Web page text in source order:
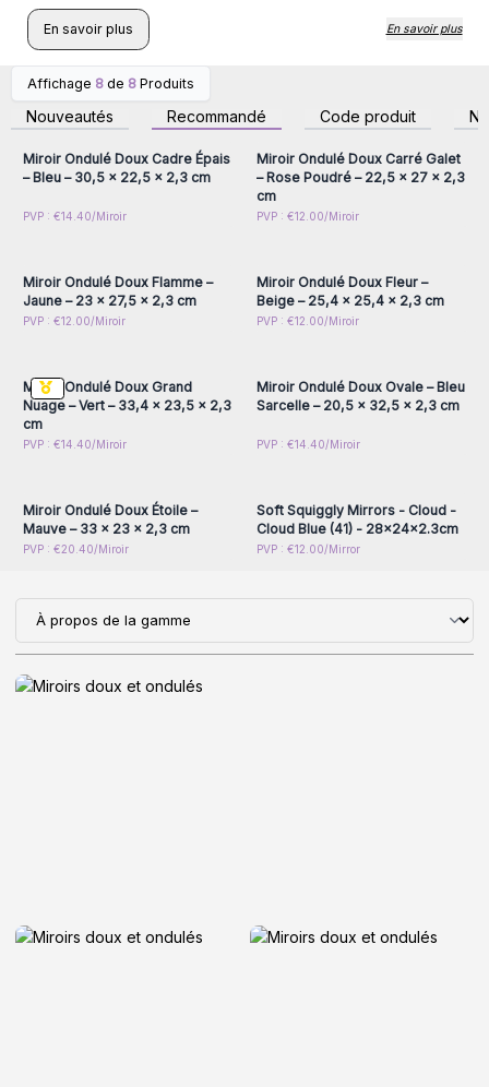
velours offre une finition douce et mate qui élimine
l'éblouissement causé par le cadre, tandis que le verre
haute définition garantit un reflet net et fidèle à la réalité.
En savoir plus En savoir plus
Affichage 8 de 8 Produits
Nouveautés Recommandé Code produit
Connectez-vous ou
inscrivez-vous pour
accéder aux prix de gros
Miroir Ondulé Doux Cadre Épais
– Bleu – 30,5 x 22,5 x 2,3 cm
PVP : €14.40/Miroir
inscrivez-vous pour
accéder aux prix de gros
Miroir Ondulé Doux Carré Galet
– Rose Poudré – 22,5 x 27 x 2,3
cm
PVP : €12.00/Miroir
Connectez-vous ou
Miroir Ondulé Doux Flamme –
Jaune – 23 x 27,5 x 2,3 cm
PVP : €12.00/Miroir
Connectez-vous ou
Miroir Ondulé Doux Fleur –
Beige – 25,4 x 25,4 x 2,3 cm
PVP : €12.00/Miroir
Connectez-vous ou
Miroir Ondulé Doux Grand
Nuage – Vert – 33,4 x 23,5 x 2,3
cm
PVP : €14.40/Miroir
Connectez-vous ou
Miroir Ondulé Doux Ovale – Bleu
Sarcelle – 20,5 x 32,5 x 2,3 cm
PVP : €14.40/Miroir
Connectez-vous ou
Miroir Ondulé Doux Étoile –
Mauve – 33 x 23 x 2,3 cm
PVP : €20.40/Miroir
Connectez-vous ou
Soft Squiggly Mirrors - Cloud -
Cloud Blue (41) - 28x24x2.3cm
PVP : €12.00/Mirror